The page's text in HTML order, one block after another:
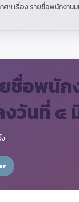
าศฯ เรื่อง รายชื่อพนักงา
ยชื่อพ
งวันที่